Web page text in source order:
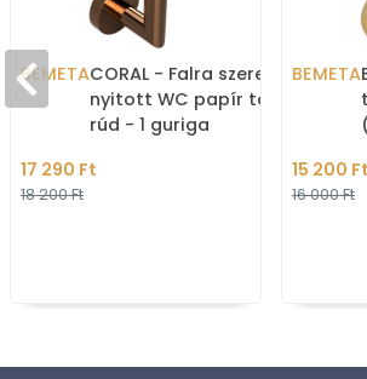
BEMETACORAL - Falra szerelhető,
nyitott WC papír tartó
rúd - 1 guriga
színű
17 290 Ft
18 200 Ft
BEMETA
15 200 Ft
16 000 Ft